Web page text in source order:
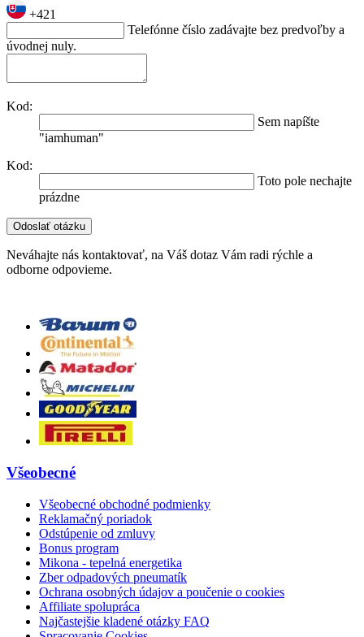
+421
Telefónne číslo zadávajte bez predvoľby a
úvodnej nuly.
Kod:
Sem napíšte
"iamhuman"
Kod:
Toto pole nechajte
prázdne
Neváhajte nás kontaktovať, na Váš dotaz Vám radi rýchle a
odborne odpovieme.
Všeobecné
Všeobecné obchodné podmienky
Reklamačný poriadok
Odstúpenie od zmluvy
Bonus program
Mikona - tepelná energetika
Zber odpadových pneumatík
Ochrana osobných údajov a poučenie o cookies
Affiliate spolupráca
Najčastejšie kladené otázky FAQ